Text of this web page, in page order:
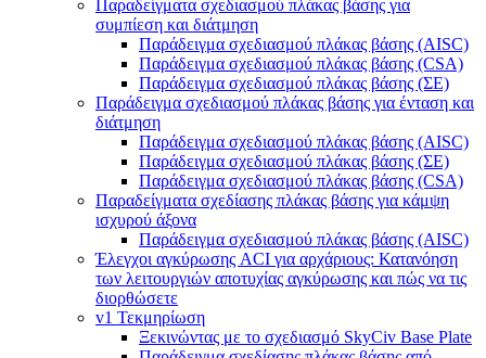
Παραδείγματα σχεδιασμού πλάκας βάσης για
συμπίεση και διάτμηση
Παράδειγμα σχεδιασμού πλάκας βάσης (AISC)
Παράδειγμα σχεδιασμού πλάκας βάσης (CSA)
Παράδειγμα σχεδιασμού πλάκας βάσης (ΣΕ)
Παράδειγμα σχεδιασμού πλάκας βάσης για ένταση και
διάτμηση
Παράδειγμα σχεδιασμού πλάκας βάσης (AISC)
Παράδειγμα σχεδιασμού πλάκας βάσης (ΣΕ)
Παράδειγμα σχεδιασμού πλάκας βάσης (CSA)
Παραδείγματα σχεδίασης πλάκας βάσης για κάμψη
ισχυρού άξονα
Παράδειγμα σχεδιασμού πλάκας βάσης (AISC)
Έλεγχοι αγκύρωσης ACI για αρχάριους: Κατανόηση
των λειτουργιών αποτυχίας αγκύρωσης και πώς να τις
διορθώσετε
v1 Τεκμηρίωση
Ξεκινώντας με το σχεδιασμό SkyCiv Base Plate